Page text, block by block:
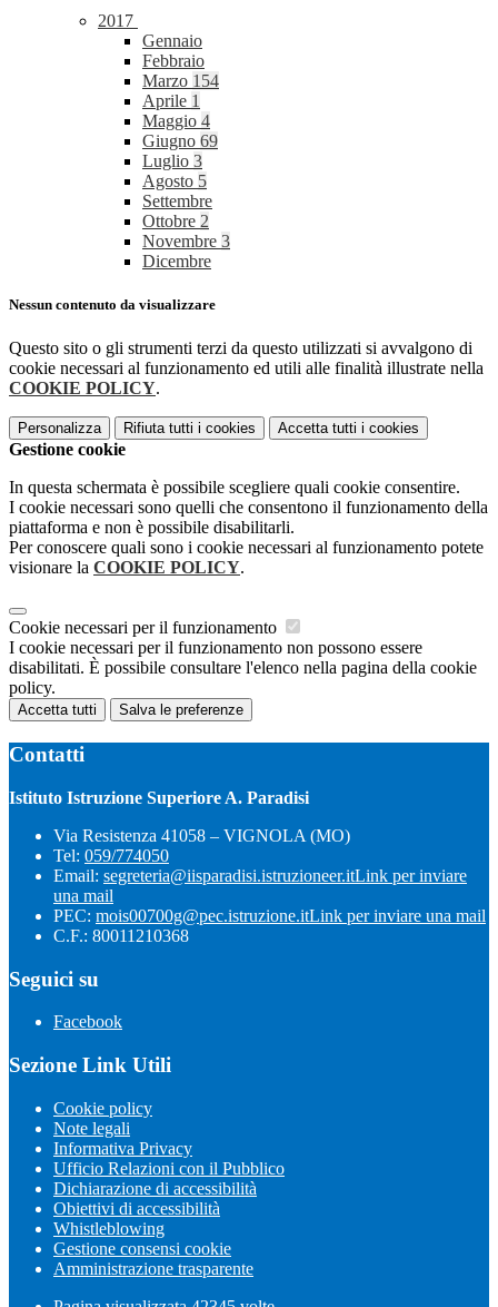
2017
Gennaio
Febbraio
Marzo 154
Aprile 1
Maggio 4
Giugno 69
Luglio 3
Agosto 5
Settembre
Ottobre 2
Novembre 3
Dicembre
Nessun contenuto da visualizzare
Questo sito o gli strumenti terzi da questo utilizzati si avvalgono di
cookie necessari al funzionamento ed utili alle finalità illustrate nella
COOKIE POLICY.
Personalizza Rifiuta tutti i cookies Accetta tutti i cookies
Gestione cookie
In questa schermata è possibile scegliere quali cookie consentire.
I cookie necessari sono quelli che consentono il funzionamento della
piattaforma e non è possibile disabilitarli.
Per conoscere quali sono i cookie necessari al funzionamento potete
visionare la COOKIE POLICY.
Cookie necessari per il funzionamento
I cookie necessari per il funzionamento non possono essere
disabilitati. È possibile consultare l'elenco nella pagina della cookie
policy.
Accetta tutti Salva le preferenze
Contatti
Istituto Istruzione Superiore A. Paradisi
Via Resistenza 41058 – VIGNOLA (MO)
Tel: 059/774050
Email: segreteria@iisparadisi.istruzioneer.itLink per inviare
una mail
PEC: mois00700g@pec.istruzione.itLink per inviare una mail
C.F.: 80011210368
Seguici su
Facebook
Sezione Link Utili
Cookie policy
Note legali
Informativa Privacy
Ufficio Relazioni con il Pubblico
Dichiarazione di accessibilità
Obiettivi di accessibilità
Whistleblowing
Gestione consensi cookie
Amministrazione trasparente